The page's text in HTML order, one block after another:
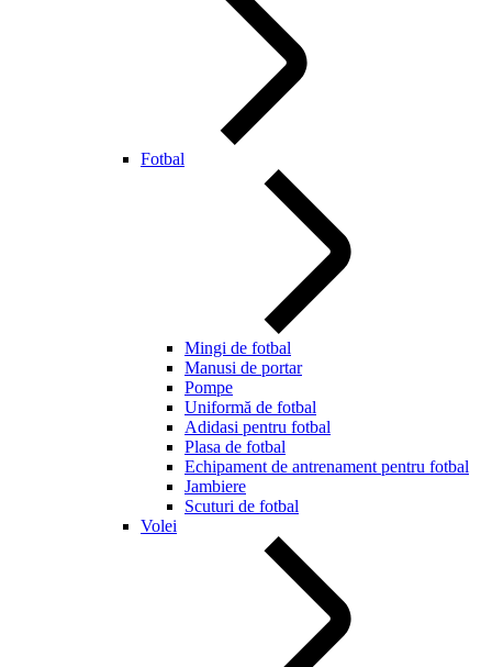
Fotbal
Mingi de fotbal
Manusi de portar
Pompe
Uniformă de fotbal
Adidasi pentru fotbal
Plasa de fotbal
Echipament de antrenament pentru fotbal
Jambiere
Scuturi de fotbal
Volei